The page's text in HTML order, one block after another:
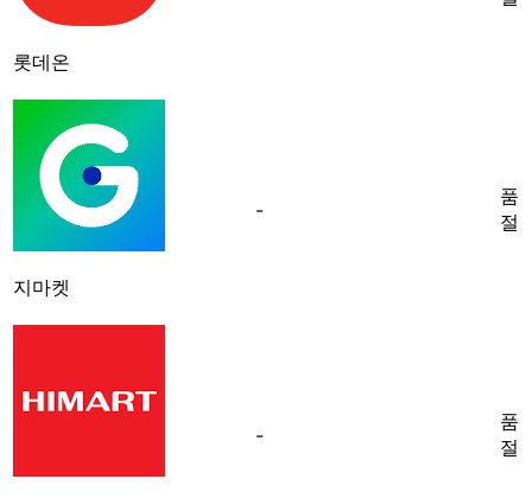
롯데온
지마켓
-
품
절
-
품
절